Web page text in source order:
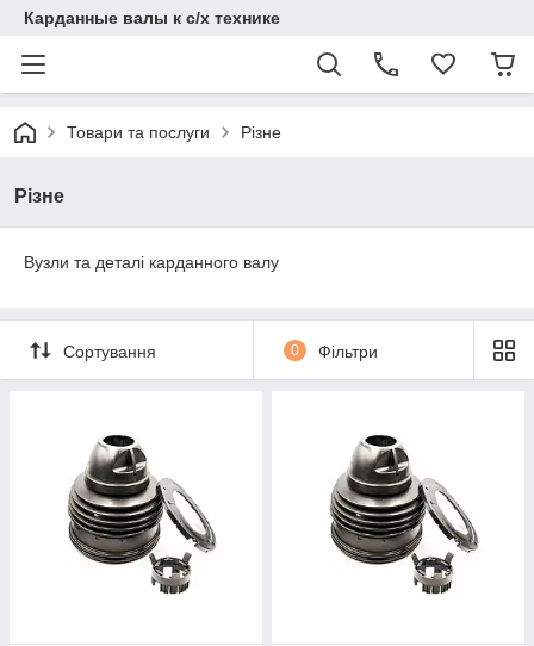
Карданные валы к с/х технике
Товари та послуги Різне
Різне
Вузли та деталі карданного валу
Сортування 0 Фільтри